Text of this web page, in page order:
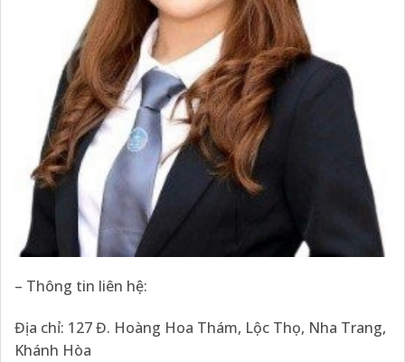
– Thông tin liên hệ:
Địa chỉ: 127 Đ. Hoàng Hoa Thám, Lộc Thọ, Nha Trang,
Khánh Hòa